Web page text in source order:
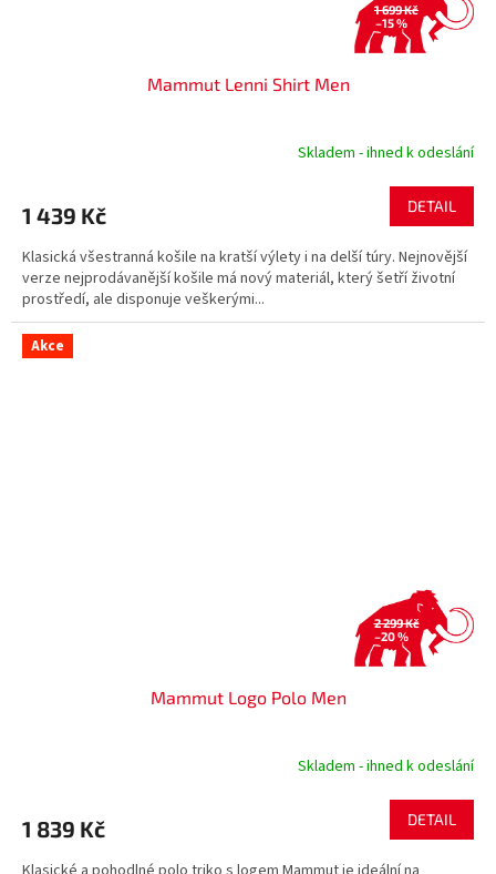
1 699 Kč
–15 %
Mammut Lenni Shirt Men
Skladem - ihned k odeslání
1 439 Kč DETAIL
Klasická všestranná košile na kratší výlety i na delší túry. Nejnovější
verze nejprodávanější košile má nový materiál, který šetří životní
prostředí, ale disponuje veškerými...
Akce
2 299 Kč
–20 %
Mammut Logo Polo Men
Skladem - ihned k odeslání
1 839 Kč DETAIL